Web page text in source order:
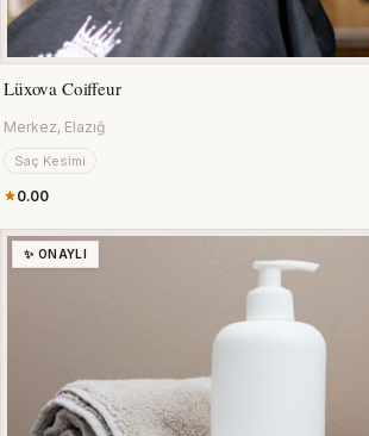
Lüxova Coiffeur
Merkez, Elazığ
Saç Kesimi
0.00
✨ ONAYLI